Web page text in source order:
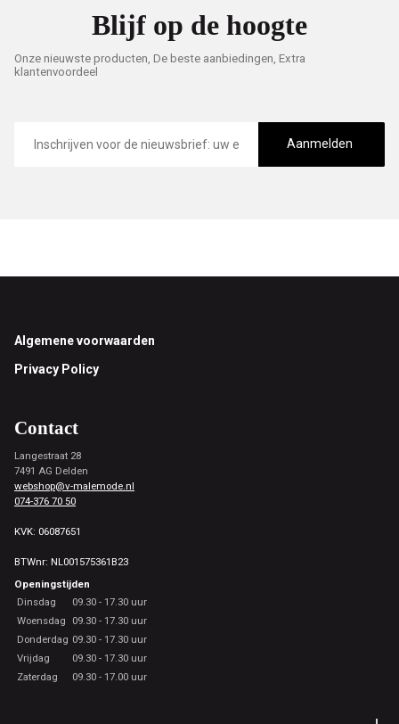
Blijf op de hoogte
Onze nieuwste producten, De beste aanbiedingen, Extra
klantenvoordeel
mailadres
Aanmelden
Footer
Algemene voorwaarden
Privacy Policy
Contact
Langestraat 28
7491 AG Delden
webshop@v-malemode.nl
074-376 70 50
KVK: 06087651
BTWnr: NL001575361B23
Openingstijden
Dinsdag
09.30 - 17.30 uur
Woensdag
09.30 - 17.30 uur
Donderdag 09.30 - 17.30 uur
Vrijdag
09.30 - 17.30 uur
Zaterdag
09.30 - 17.00 uur